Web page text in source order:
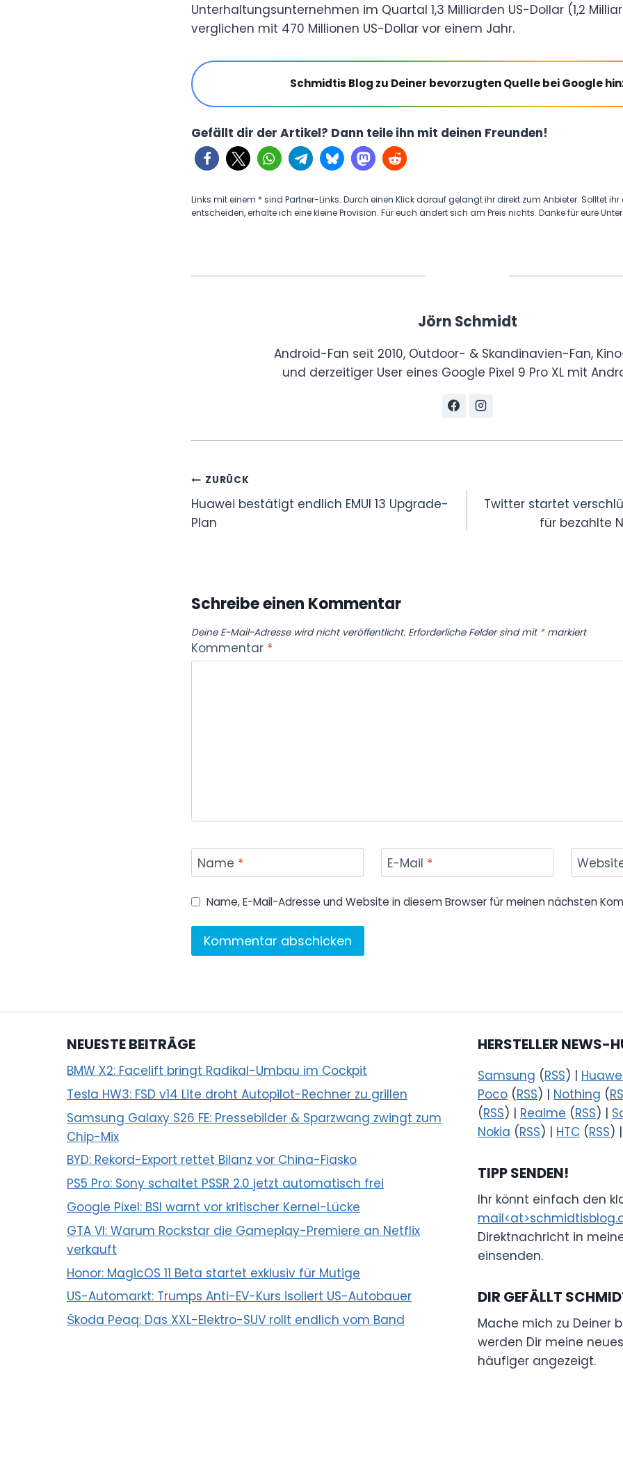
Unterhaltungsunternehmen im Quartal 1,3 Milliarden US-Dollar (1,2
verglichen mit 470 Millionen US-Dollar vor einem Jahr.
Schmidtis Blog zu Deiner bevorzugten Quelle bei Google
Gefällt dir der Artikel? Dann teile ihn mit deinen Freunden!
Links mit einem * sind Partner-Links. Durch einen Klick darauf gelangt ihr direkt zum Anbieter. Solltet
entscheiden, erhalte ich eine kleine Provision. Für euch ändert sich am Preis nichts. Danke für eure
Jörn Schmidt
Android-Fan seit 2010, Outdoor- & Skandinavien-Fan,
und derzeitiger User eines Google Pixel 9 Pro XL mit
Beitragsnavigation
ZURÜCK
Huawei bestätigt endlich EMUI 13 Upgrade-
Plan
Twitter startet
für bezahlte
Schreibe einen Kommentar
Deine E-Mail-Adresse wird nicht veröffentlicht. Erforderliche Felder sind mit *markiert
Kommentar *
Name * E-Mail *
Name, E-Mail-Adresse und Website in diesem Browser für meinen nächsten
NEUESTE BEITRÄGE
BMW X2: Facelift bringt Radikal-Umbau im Cockpit
Tesla HW3: FSD v14 Lite droht Autopilot-Rechner zu grillen
Samsung Galaxy S26 FE: Pressebilder & Sparzwang zwingt zum
Chip-Mix
BYD: Rekord-Export rettet Bilanz vor China-Fiasko
PS5 Pro: Sony schaltet PSSR 2.0 jetzt automatisch frei
Google Pixel: BSI warnt vor kritischer Kernel-Lücke
GTA VI: Warum Rockstar die Gameplay-Premiere an Netflix
verkauft
Honor: MagicOS 11 Beta startet exklusiv für Mutige
US-Automarkt: Trumps Anti-EV-Kurs isoliert US-Autobauer
Škoda Peaq: Das XXL-Elektro-SUV rollt endlich vom Band
HERSTELLER NEWS-
Samsung (RSS) |
Poco (RSS) | Nothing (
(RSS) | Realme (RSS) |
Nokia (RSS) | HTC (RSS) |
TIPP SENDEN!
Ihr könnt einfach den
Direktnachricht in
einsenden.
DIR GEFÄLLT
Mache mich zu Deiner
werden Dir meine
häufiger angezeigt.